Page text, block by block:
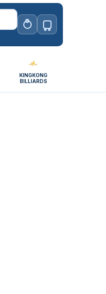
KINGKONG
BILLIARDS